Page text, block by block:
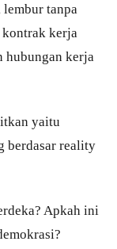
lembur tanpa
kerja
hubungan kerja
yaitu
berdasar reality
Apkah ini